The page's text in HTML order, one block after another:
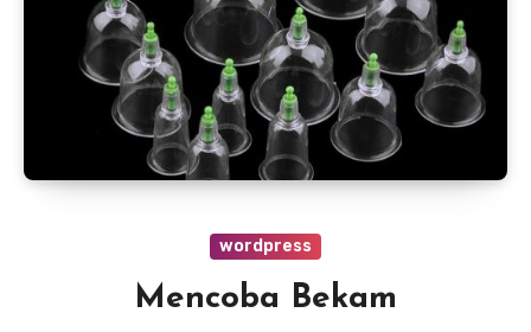
wordpress
Mencoba Bekam